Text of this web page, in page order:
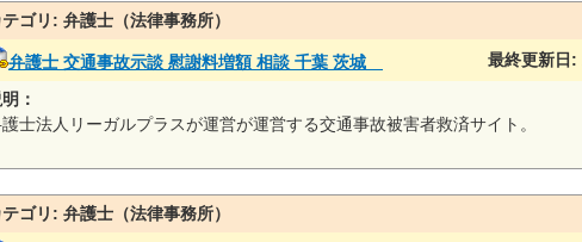
ゴリ: 弁護士（法律事務所）
弁護士 交通事故示談 慰謝料増額 相談 千葉 茨城 最終更新日:
：
士法人リーガルプラスが運営が運営する交通事故被害者救済サイト。
ゴリ: 弁護士（法律事務所）